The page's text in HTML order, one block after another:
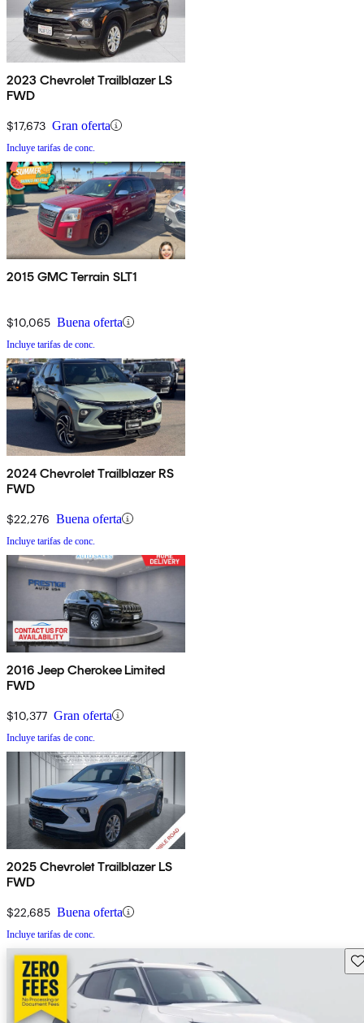
2023 Chevrolet Trailblazer LS
FWD
$17,673 Gran oferta
Incluye tarifas de conc.
2015 GMC Terrain SLT1
$10,065 Buena oferta
Incluye tarifas de conc.
2024 Chevrolet Trailblazer RS
FWD
$22,276 Buena oferta
Incluye tarifas de conc.
2016 Jeep Cherokee Limited
FWD
$10,377 Gran oferta
Incluye tarifas de conc.
2025 Chevrolet Trailblazer LS
FWD
$22,685 Buena oferta
Incluye tarifas de conc.